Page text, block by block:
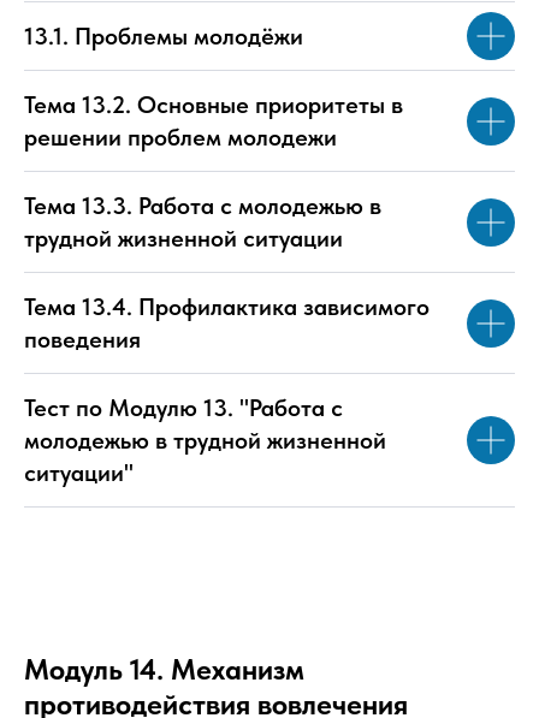
13.1. Проблемы молодёжи
Тема 13.2. Основные приоритеты в
решении проблем молодежи
Тема 13.3. Работа с молодежью в
трудной жизненной ситуации
Тема 13.4. Профилактика зависимого
поведения
Тест по Модулю 13. "Работа с
молодежью в трудной жизненной
ситуации"
Модуль 14. Механизм
противодействия вовлечения